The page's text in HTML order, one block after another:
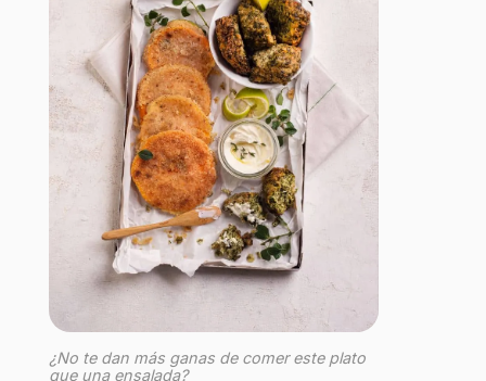
¿No te dan más ganas de comer este plato
que una ensalada?